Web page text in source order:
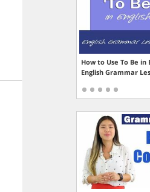
How to Use To Be in
English Grammar